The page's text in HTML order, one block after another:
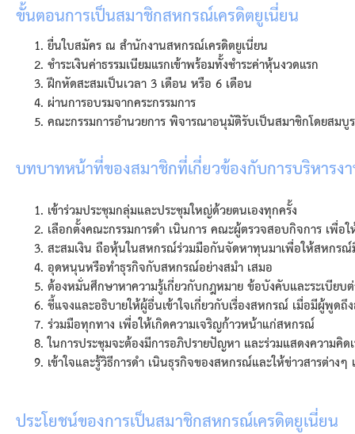
ขั้นตอนการเป็นสมาชิกสหกรณ์เครดิตยูเนี่ยน
ยื่นใบสมัคร ณ สำนักงานสหกรณ์เครดิตยูเนี่ยน
ชำระเงินค่าธรรมเนียมแรกเข้าพร้อมทั้งชำระค่าหุ้นงวดแรก
ฝึกหัดสะสมเป็นเวลา 3 เดือน หรือ 6 เดือน
ผ่านการอบรมจากคระกรรมการ
คณะกรรมการอำนวยการ พิจารณาอนุมัติรับเป็นสมาชิกโดยสม
บทบาทหน้าที่ของสมาชิกที่เกี่ยวข้องกับการบริหาร
เข้าร่วมประชุมกลุ่มและประชุมใหญ่ด้วยตนเองทุกครั้ง
เลือกตั้งคณะกรรมการดำ เนินการ คณะผู้ตรวจสอบกิจการ เพื่อ
สะสมเงิน ถือหุ้นในสหกรณ์ร่วมมือกันจัดหาทุนมาเพื่อให้สหกร
อุดหนุนหรือทำธุรกิจกับสหกรณ์อย่างสมำ เสมอ
ต้องหมั่นศึกษาหาความรู้เกี่ยวกับกฎหมาย ข้อบังคับและระเบีย
ชี้แจงและอธิบายให้ผู้อื่นเข้าใจเกี่ยวกับเรื่องสหกรณ์ เมื่อมีผู้พู
ร่วมมือทุกทาง เพื่อให้เกิดความเจริญก้าวหน้าแก่สหกรณ์
ในการประชุมจะต้องมีการอภิปรายปัญหา และร่วมแสดงความคิ
เข้าใจและรู้วิธีการดำ เนินธุรกิจของสหกรณ์และให้ข่าวสารต่าง
ประโยชน์ของการเป็นสมาชิกสหกรณ์เครดิตยูเนี่ยน